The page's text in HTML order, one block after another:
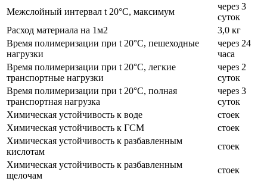
Межслойный интервал t 20°С, максимум
через 3
суток
Расход материала на 1м2
3,0 кг
Время полимеризации при t 20°C, пешеходные
нагрузки
через 24
часа
Время полимеризации при t 20°C, легкие
транспортные нагрузки
через 2
суток
Время полимеризации при t 20°C, полная
транспортная нагрузка
через 3
суток
Химическая устойчивость к воде
стоек
Химическая устойчивость к ГСМ
стоек
Химическая устойчивость к разбавленным
кислотам
стоек
Химическая устойчивость к разбавленным
щелочам
стоек